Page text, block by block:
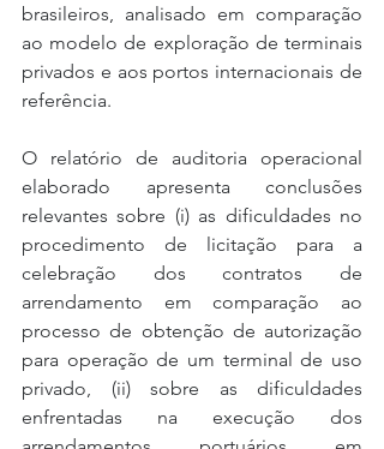
brasileiros, analisado em comparação
ao modelo de exploração de terminais
privados e aos portos internacionais de
referência.
O relatório de auditoria operacional
elaborado apresenta conclusões
relevantes sobre (i) as dificuldades no
procedimento de licitação para a
celebração dos contratos de
arrendamento em comparação ao
processo de obtenção de autorização
para operação de um terminal de uso
privado, (ii) sobre as dificuldades
enfrentadas na execução dos